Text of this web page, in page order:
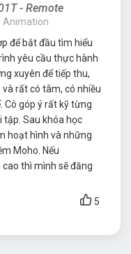
- Remote
Animation
để bắt đầu tìm hiểu
yêu cầu thực hành
xuyên để tiếp thu,
rất có tâm, có nhiều
Cô góp ý rất kỹ từng
tập. Sau khóa học
hoạt hình và những
Moho. Nếu
thì mình sẽ đăng
5